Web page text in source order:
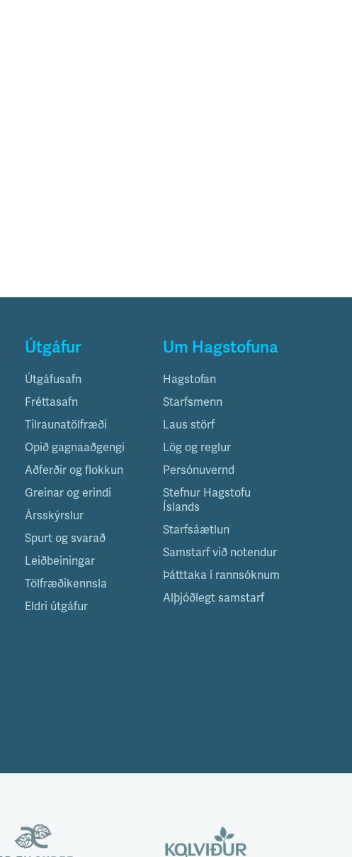
Útgáfur
Útgáfusafn
Fréttasafn
Tilraunatölfræði
Opið gagnaaðgengi
Aðferðir og flokkun
Greinar og erindi
Ársskýrslur
Spurt og svarað
Leiðbeiningar
Tölfræðikennsla
Eldri útgáfur
Um Hagstofuna
Hagstofan
Starfsmenn
Laus störf
Lög og reglur
Persónuvernd
Stefnur Hagstofu
Íslands
Starfsáætlun
Samstarf við notendur
Þátttaka í rannsóknum
Alþjóðlegt samstarf